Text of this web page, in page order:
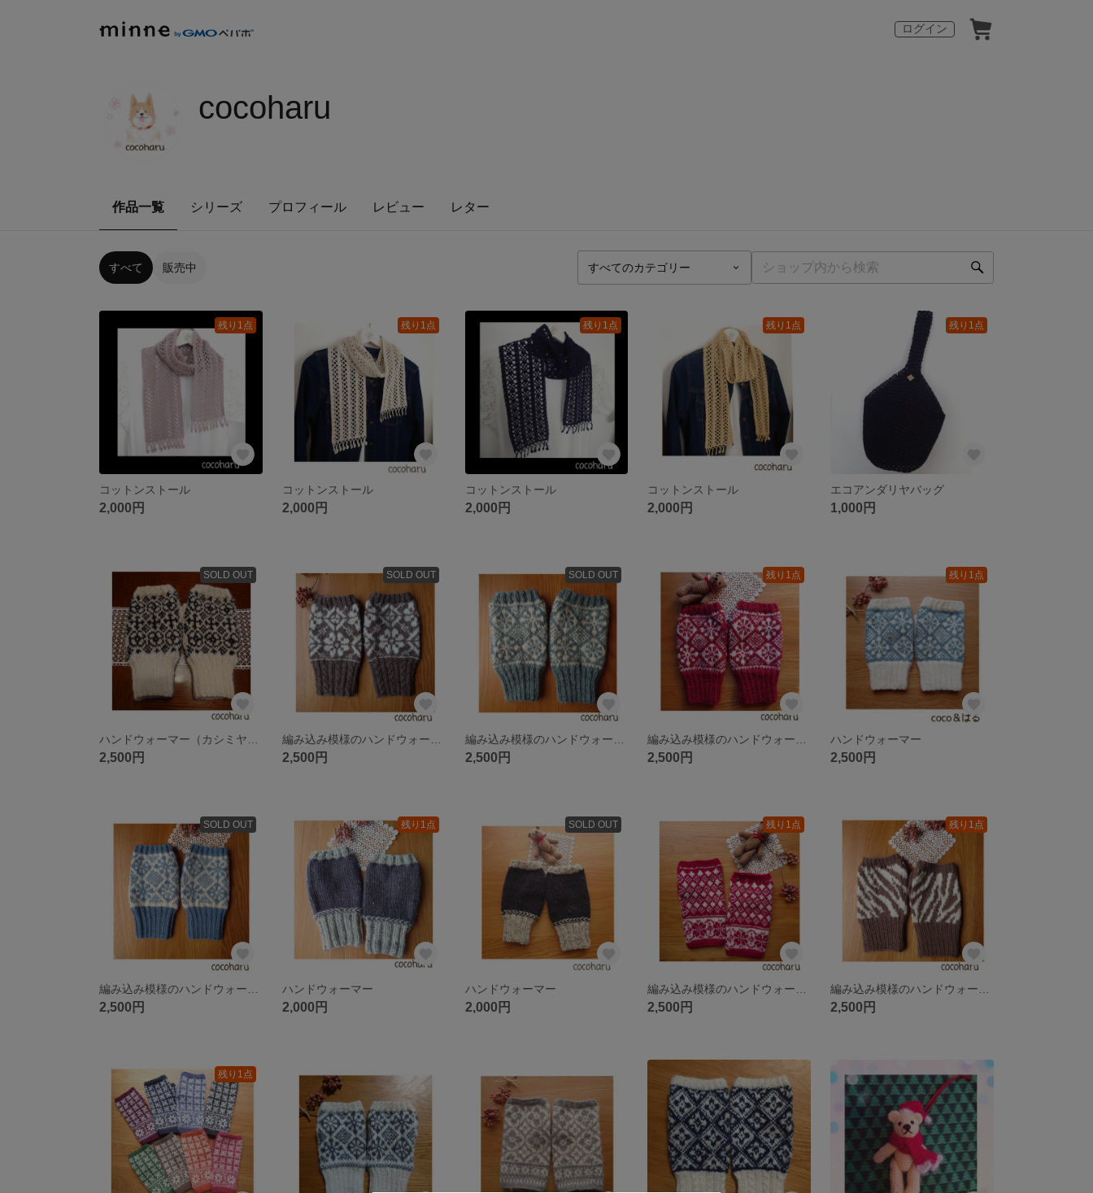
ログイン
cocoharu
作品一覧 シリーズ プロフィール レビュー レター
すべて 販売中
残り1点
コットンストール
2,000円
残り1点
コットンストール
2,000円
残り1点
コットンストール
2,000円
残り1点
コットンストール
2,000円
残り1点
エコアンダリヤバッグ
1,000円
SOLD OUT
2,500円
SOLD OUT
2,500円
SOLD OUT
2,500円
残り1点
2,500円
残り1点
ハンドウォーマー
2,500円
SOLD OUT
2,500円
残り1点
ハンドウォーマー
2,000円
SOLD OUT
ハンドウォーマー
2,000円
残り1点
2,500円
残り1点
2,500円
残り1点